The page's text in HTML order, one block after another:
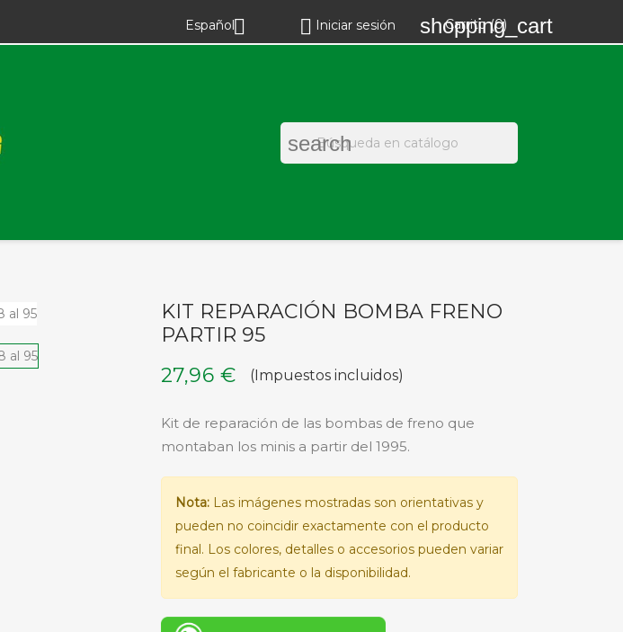
Español  Iniciar sesión shopping_cart
Carrito (0)
search
KIT REPARACIÓN BOMBA FRENO
PARTIR 95
27,96 €
(Impuestos incluidos)
Kit de reparación de las bombas de freno que
montaban los minis a partir del 1995.
Nota:Las imágenes mostradas son orientativas y
pueden no coincidir exactamente con el producto
final. Los colores, detalles o accesorios pueden variar
según el fabricante o la disponibilidad.